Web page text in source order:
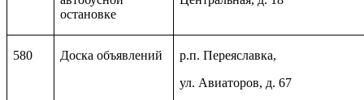
остановке
580 Доска объявлений
р.п. Переяславка,
ул. Авиаторов, д. 67